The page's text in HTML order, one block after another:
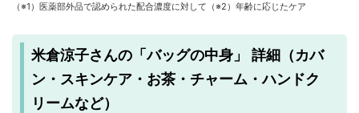
（※1）医薬部外品で認められた配合濃度に対して（※2）年齢に応じたケア
米倉涼子さんの「バッグの中身」 詳細（カバ
ン・スキンケア・お茶・チャーム・ハンドク
リームなど）